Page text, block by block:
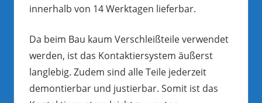
innerhalb von 14 Werktagen lieferbar.
Da beim Bau kaum Verschleißteile verwendet
werden, ist das Kontaktiersystem äußerst
langlebig. Zudem sind alle Teile jederzeit
demontierbar und justierbar. Somit ist das